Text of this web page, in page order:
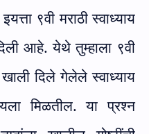
९वी मराठी स्वाध्याय
आहे. येथे तुम्हाला ९वी
खाली दिले गेलेले स्वाध्याय
मिळतील. या प्रश्न